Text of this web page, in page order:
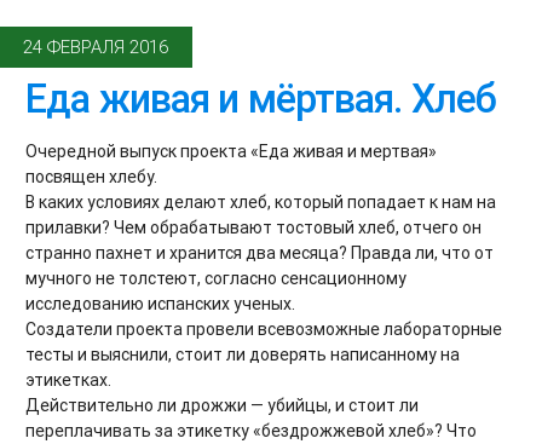
24 ФЕВРАЛЯ 2016
Еда живая и мёртвая. Хлеб
Очередной выпуск проекта «Еда живая и мертвая»
посвящен хлебу.
В каких условиях делают хлеб, который попадает к нам на
прилавки? Чем обрабатывают тостовый хлеб, отчего он
странно пахнет и хранится два месяца? Правда ли, что от
мучного не толстеют, согласно сенсационному
исследованию испанских ученых.
Создатели проекта провели всевозможные лабораторные
тесты и выяснили, стоит ли доверять написанному на
этикетках.
Действительно ли дрожжи — убийцы, и стоит ли
переплачивать за этикетку «бездрожжевой хлеб»? Что